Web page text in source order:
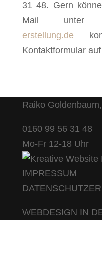
31 48. Gern
Mail
erstellung.de
Kontaktformular
Raiko
0160 99 56 31 48
Mo-Fr 12-18 Uhr
IMPRESSUM
WEBDESIGN IN